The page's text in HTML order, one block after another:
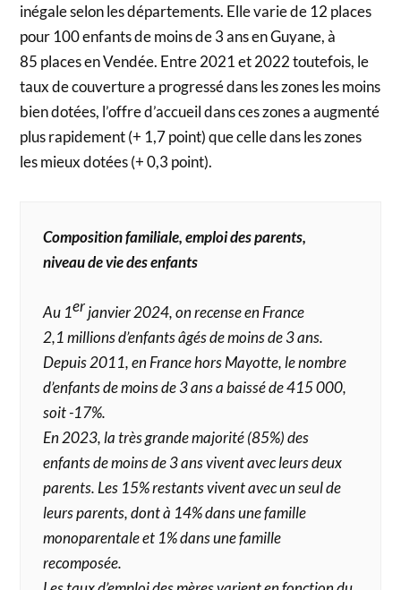
inégale selon les départements. Elle varie de 12 places
pour 100 enfants de moins de 3 ans en Guyane, à
85 places en Vendée. Entre 2021 et 2022 toutefois, le
taux de couverture a progressé dans les zones les moins
bien dotées, l’offre d’accueil dans ces zones a augmenté
plus rapidement (+ 1,7 point) que celle dans les zones
les mieux dotées (+ 0,3 point).
Composition familiale, emploi des parents,
niveau de vie des enfants
Au 1erjanvier 2024, on recense en France
2,1 millions d’enfants âgés de moins de 3 ans.
Depuis 2011, en France hors Mayotte, le nombre
d’enfants de moins de 3 ans a baissé de 415 000,
soit -17%.
En 2023, la très grande majorité (85%) des
enfants de moins de 3 ans vivent avec leurs deux
parents. Les 15% restants vivent avec un seul de
leurs parents, dont à 14% dans une famille
monoparentale et 1% dans une famille
recomposée.